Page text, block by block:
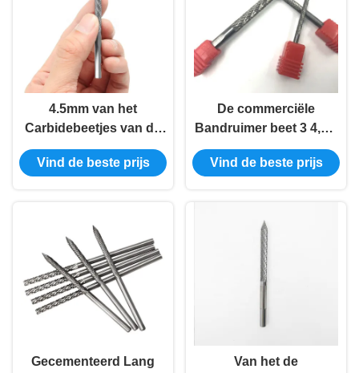
4.5mm van het
Carbidebeetjes van de
Bandreparatie van de
de
Vind de beste prijs
De commerciële
Bandruimer beet 3 4,5 6
8 10 12mm van de de
Boorband van de
Vind de beste prijs
Gecementeerd Lang
Van het de